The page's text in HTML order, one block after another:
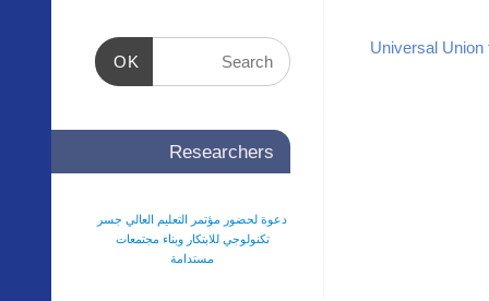
OK
Researchers
دعوة لحضور مؤتمر التعليم العالي جسر
تكنولوجي للابتكار وبناء مجتمعات
مستدامة